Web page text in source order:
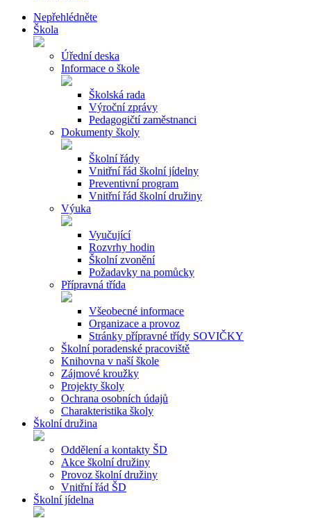
Nepřehlédněte
Škola
Úřední deska
Informace o škole
Školská rada
Výroční zprávy
Pedagogičtí zaměstnanci
Dokumenty školy
Školní řády
Vnitřní řád školní jídelny
Preventivní program
Vnitřní řád školní družiny
Výuka
Vyučující
Rozvrhy hodin
Školní zvonění
Požadavky na pomůcky
Přípravná třída
Všeobecné informace
Organizace a provoz
Stránky přípravné třídy SOVIČKY
Školní poradenské pracoviště
Knihovna v naší škole
Zájmové kroužky
Projekty školy
Ochrana osobních údajů
Charakteristika školy
Školní družina
Oddělení a kontakty ŠD
Akce školní družiny
Provoz školní družiny
Vnitřní řád ŠD
Školní jídelna